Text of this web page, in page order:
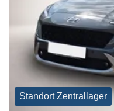
Standort Zentrallager